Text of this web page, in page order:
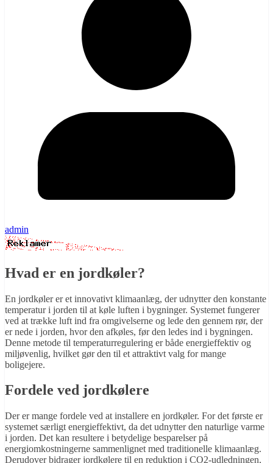
admin
Hvad er en jordkøler?
En jordkøler er et innovativt klimaanlæg, der udnytter den konstante
temperatur i jorden til at køle luften i bygninger. Systemet fungerer
ved at trække luft ind fra omgivelserne og lede den gennem rør, der
er nede i jorden, hvor den afkøles, før den ledes ind i bygningen.
Denne metode til temperaturregulering er både energieffektiv og
miljøvenlig, hvilket gør den til et attraktivt valg for mange
boligejere.
Fordele ved jordkølere
Der er mange fordele ved at installere en jordkøler. For det første er
systemet særligt energieffektivt, da det udnytter den naturlige varme
i jorden. Det kan resultere i betydelige besparelser på
energiomkostningerne sammenlignet med traditionelle klimaanlæg.
Derudover bidrager jordkølere til en reduktion i CO2-udledningen,